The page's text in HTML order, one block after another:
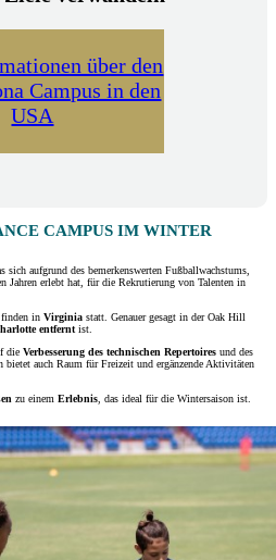
über den
Campus in den
USA
CAMPUS IM WINTER
sich aufgrund des bemerkenswerten Fußballwachstums,
Jahren erlebt hat, für die Rekrutierung von Talenten in
finden in Virginia statt. Genauer gesagt in der Oak Hill
entfernt ist.
die Verbesserung des technischen Repertoires und des
bietet auch Raum für Freizeit und ergänzende Aktivitäten
zu einem Erlebnis , das ideal für die Wintersaison ist.